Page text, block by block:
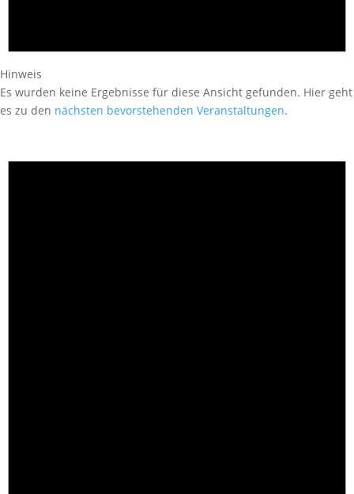
Hinweis
Es wurden keine Ergebnisse für diese Ansicht gefunden. Hier geht
es zu den nächsten bevorstehenden Veranstaltungen.